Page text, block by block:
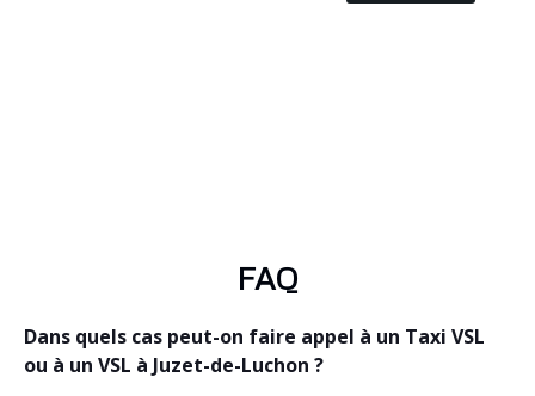
FAQ
Dans quels cas peut-on faire appel à un Taxi VSL
ou à un VSL à Juzet-de-Luchon ?